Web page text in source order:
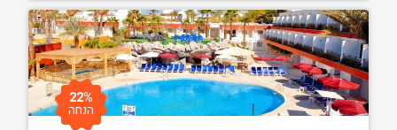
22%
הנחה